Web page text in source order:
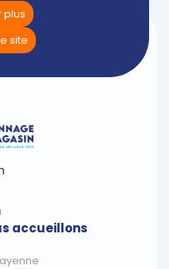
plus
site
accueillons